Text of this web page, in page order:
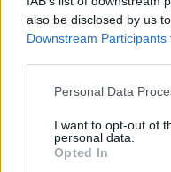
also be disclosed by us
Downstream Participants
Please note that this
not limited to your visit
grant or deny consent to
use your data for below
Personal Data
I want to opt-out of
personal data.
Opted In
Ódium-art 2010. január 07.
koncertből idézet a
Merlin Színházban
előtt, alatt és után